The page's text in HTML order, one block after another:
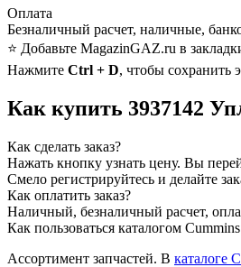
Оплата
Безналичный расчет, наличные,
⭐ Добавьте MagazinGAZ.ru в
Нажмите Ctrl + D, чтобы сохранить
Как купить 3937142
Как сделать заказ?
Нажать кнопку узнать цену. Вы
Смело регистрируйтесь и делайте
Как оплатить заказ?
Наличный, безналичный расчет,
Как пользоваться каталогом
Ассортимент запчастей. В каталоге